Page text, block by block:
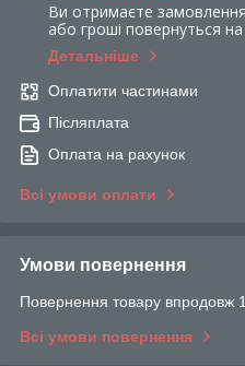
Ви отримаєте замовлення
або гроші повернуться
Детальніше
Оплатити частинами
Післяплата
Оплата на рахунок
Всі умови оплати
Умови повернення
Повернення товару впродовж
Всі умови повернення